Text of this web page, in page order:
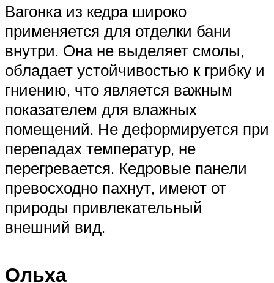
Вагонка из кедра широко
применяется для отделки бани
внутри. Она не выделяет смолы,
обладает устойчивостью к грибку и
гниению, что является важным
показателем для влажных
помещений. Не деформируется при
перепадах температур, не
перегревается. Кедровые панели
превосходно пахнут, имеют от
природы привлекательный
внешний вид.
Ольха